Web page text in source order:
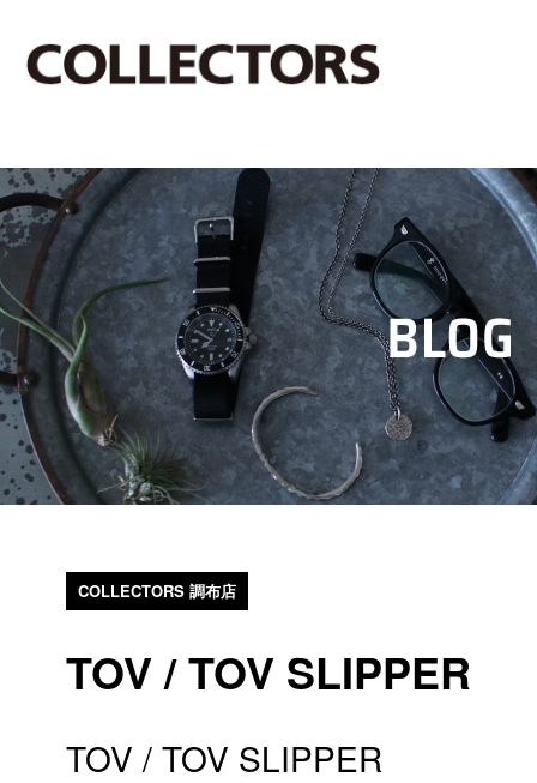
COLLECTORS 調布店
TOV / TOV SLIPPER
TOV / TOV SLIPPER